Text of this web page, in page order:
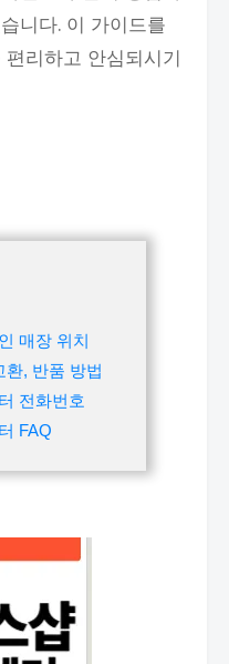
니다. 이 가이드를
리하고 안심되시기
매장 위치
환, 반품 방법
전화번호
FAQ